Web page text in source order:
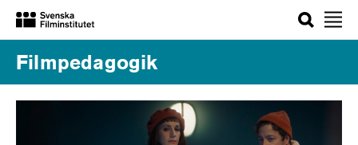
Sök
Filmpedagogik